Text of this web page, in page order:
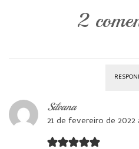
2
Silvana
21 de fevereiro de 2022